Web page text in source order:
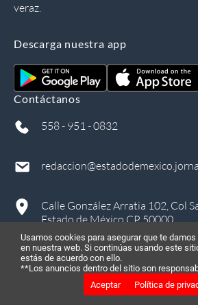
in
veraz.
Descarga nuestra app
Contáctanos
558 - 951 - 0832
Calle González Arratia 102, Col
Estado de México CP 50000
2026, Todos los derechos
Usamos cookies para asegurar que te
en nuestra web. Si continúas usando este
estás de acuerdo con ello.
**Los anuncios dentro del sitio son
Aceptar
Política de